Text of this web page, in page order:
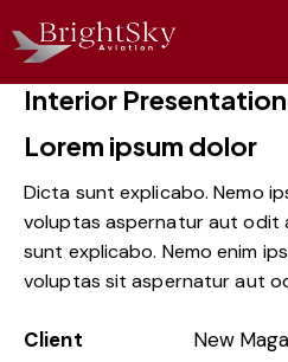
Interior Presentation
Lorem ipsum dolor
Dicta sunt explicabo. Nemo
voluptas aspernatur aut odit
sunt explicabo. Nemo enim
voluptas sit aspernatur aut
Client
New